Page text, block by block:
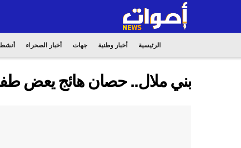
الرئيسية أخبار وطنية جهات أخبار الصحراء
بني ملال.. حصان هائج يعض